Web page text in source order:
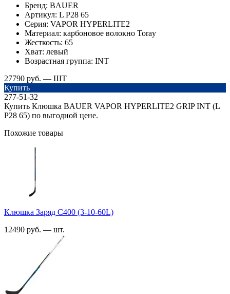
Бренд: BAUER
Артикул: L P28 65
Серия: VAPOR HYPERLITE2
Материал: карбоновое волокно Toray
Жесткость: 65
Хват: левый
Возрастная группа: INT
27790 руб. — ШТ
Купить
277-51-32
Купить Клюшка BAUER VAPOR HYPERLITE2 GRIP INT (L
P28 65) по выгодной цене.
Похожие товары
Клюшка Заряд C400 (3-10-60L)
12490 руб. — шт.